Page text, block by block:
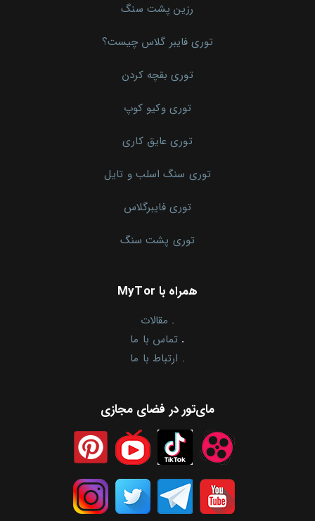
رزین پشت سنگ
توری فایبر گلاس چیست؟
توری بقچه کردن
توری وکیو کوپ
توری عایق کاری
توری سنگ اسلب و تایل
توری فایبرگلاس
توری پشت سنگ
همراه با MyTor
. مقالات
. تماس با ما
. ارتباط با ما
مای‌تور در فضای مجازی